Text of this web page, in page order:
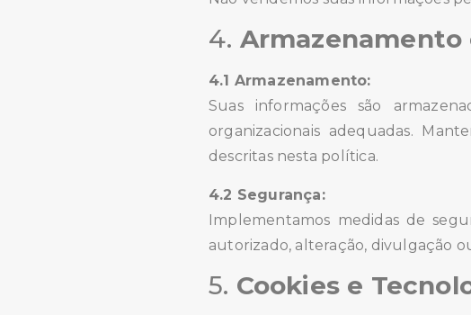
4. Armazenamento
4.1 Armazenamento:
Suas informações são
organizacionais adequadas.
descritas nesta política.
4.2 Segurança:
Implementamos medidas de
autorizado, alteração, divulgação
5. Cookies e